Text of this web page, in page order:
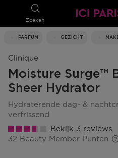
Zoeken
PARFUM GEZICHT
Clinique
Moisture Surge™
Sheer Hydrator
hydraterende dag- & nachtcrème met spf25 -
verfrissend
Bekijk 3 reviews
32 Beauty Member Punten